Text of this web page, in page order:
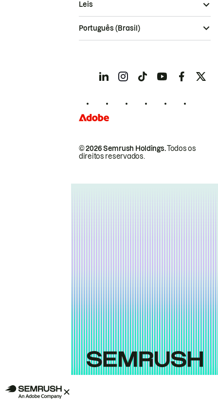
© 2026 Semrush Holdings.Todos os
direitos reservados.
Leis
Português (Brasil)